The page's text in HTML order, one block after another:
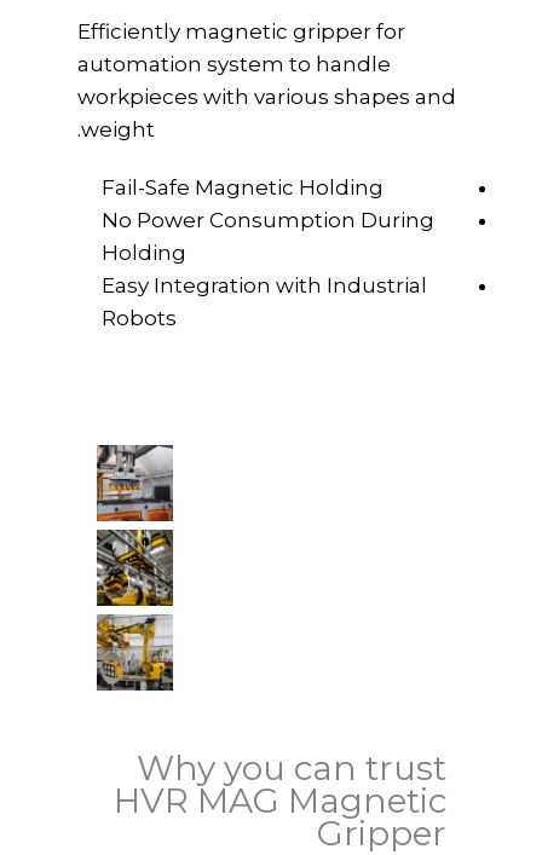
Efficiently magnetic gripper for
automation system to handle
workpieces with various shapes and
weight.
Fail-Safe Magnetic Holding
No Power Consumption During
Holding
Easy Integration with Industrial
Robots
Why you can trust
HVR MAG Magnetic
Gripper